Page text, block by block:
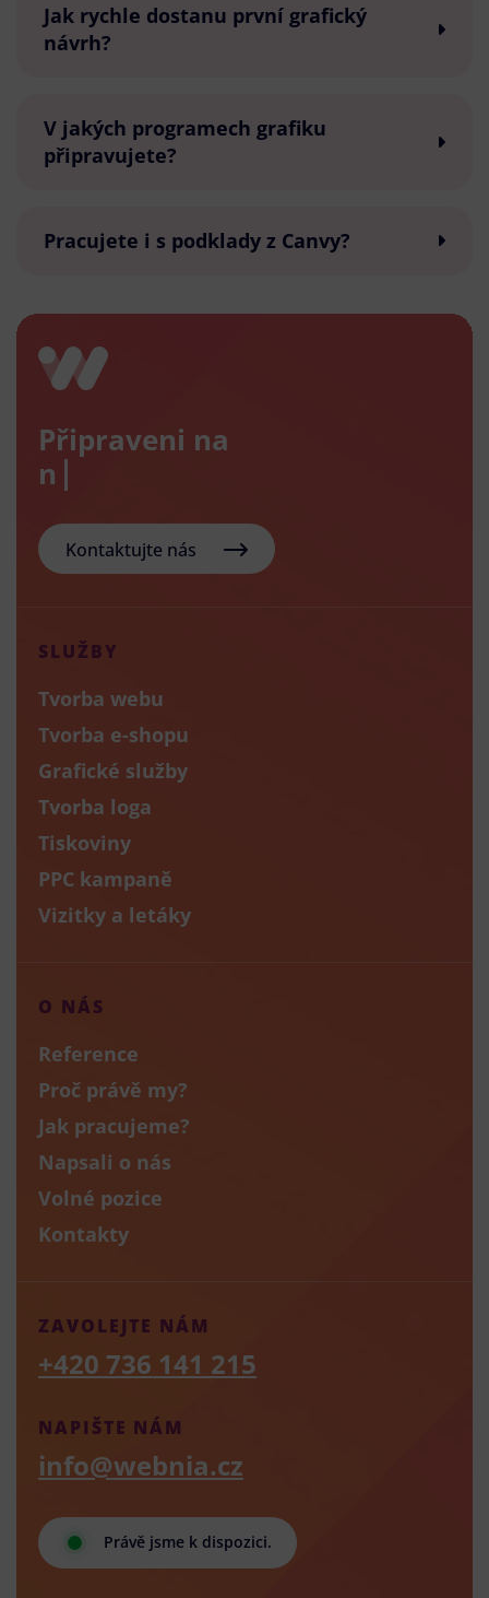
Jak rychle dostanu první grafický
návrh?
V jakých programech grafiku
připravujete?
Pracujete i s podklady z Canvy?
Připraveni na
nový e
Kontaktujte nás
SLUŽBY
Tvorba webu
Tvorba e-shopu
Grafické služby
Tvorba loga
Tiskoviny
PPC kampaně
Vizitky a letáky
O NÁS
Reference
Proč právě my?
Jak pracujeme?
Napsali o nás
Volné pozice
Kontakty
Právě jsme k dispozici.
NAPIŠTE NÁM
info@webnia.cz
ZAVOLEJTE NÁM
+420 736 141 215